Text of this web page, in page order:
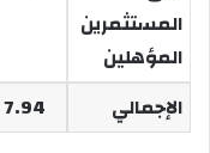
المستثمرين
المؤهلين
الإجمالي 7.94